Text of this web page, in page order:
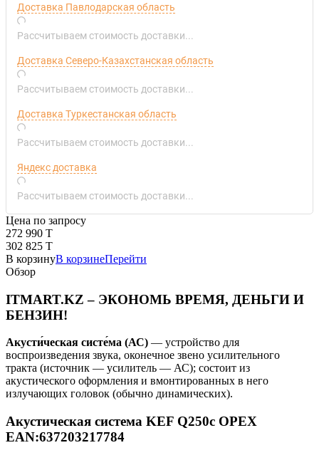
Доставка Павлодарская область
Рассчитываем стоимость доставки...
Доставка Северо-Казахстанская область
Рассчитываем стоимость доставки...
Доставка Туркестанская область
Рассчитываем стоимость доставки...
Яндекс доставка
Рассчитываем стоимость доставки...
Цена по запросу
272 990 T
302 825 T
В корзинуВ корзинеПерейти
Обзор
ITMART.KZ – ЭКОНОМЬ ВРЕМЯ, ДЕНЬГИ И
БЕНЗИН!
Акусти́ческая систе́ма (АС) — устройство для
воспроизведения звука, оконечное звено усилительного
тракта (источник — усилитель — АС); состоит из
акустического оформления и вмонтированных в него
излучающих головок (обычно динамических).
Акустическая система KEF Q250c ОРЕХ
EAN:637203217784